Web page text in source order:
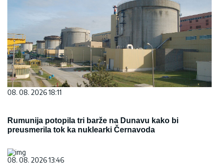
08. 08. 2026 18:11
Rumunija potopila tri barže na Dunavu kako bi
preusmerila tok ka nuklearki Černavoda
08. 08. 2026 13:46